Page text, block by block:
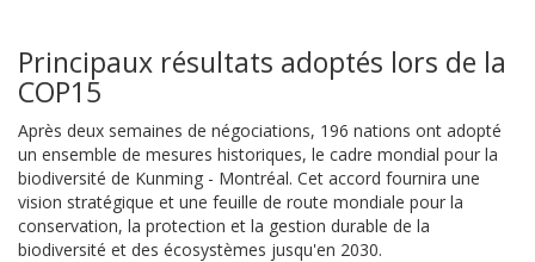
Principaux résultats adoptés lors de la
COP15
Après deux semaines de négociations, 196 nations ont adopté
un ensemble de mesures historiques, le cadre mondial pour la
biodiversité de Kunming - Montréal. Cet accord fournira une
vision stratégique et une feuille de route mondiale pour la
conservation, la protection et la gestion durable de la
biodiversité et des écosystèmes jusqu'en 2030.